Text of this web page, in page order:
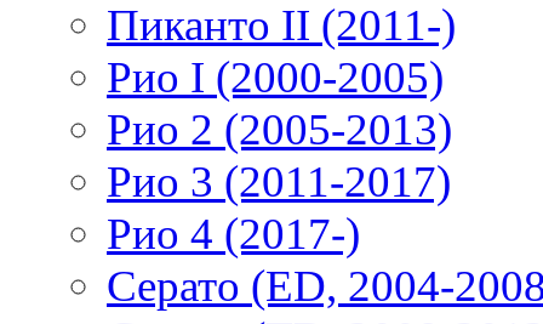
Пиканто II (2011-)
Рио I (2000-2005)
Рио 2 (2005-2013)
Рио 3 (2011-2017)
Рио 4 (2017-)
Серато (ED, 2004-